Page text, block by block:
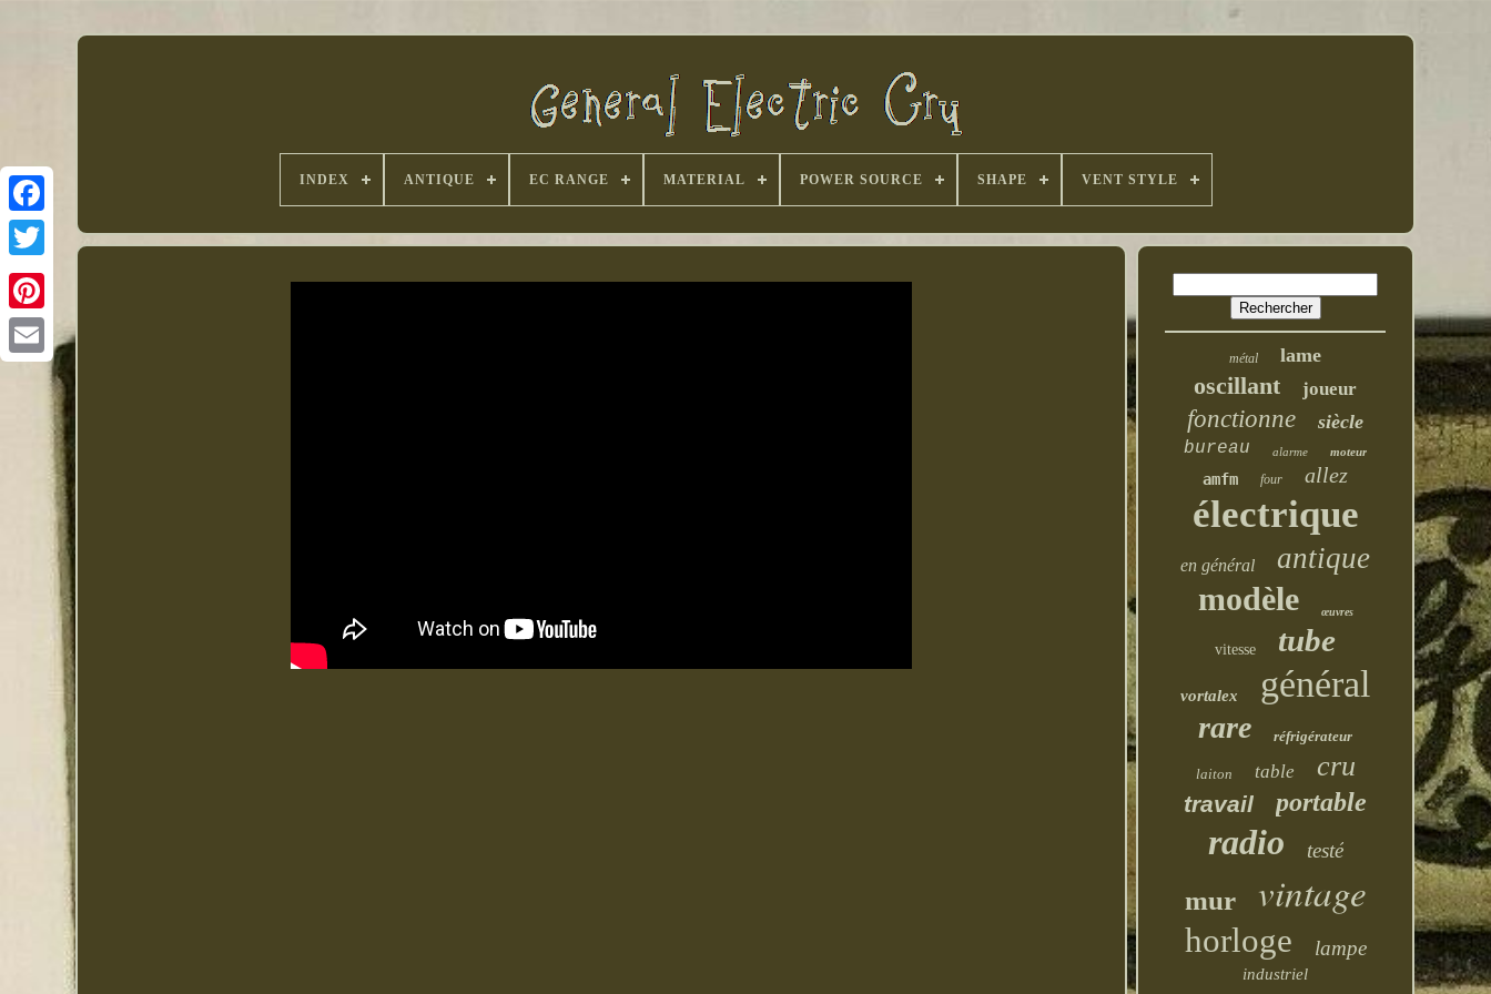
INDEX ANTIQUE EC RANGE MATERIAL POWER SOURCE SHAPE VENT STYLE
métal lame
oscillant joueur
fonctionne siècle
bureau alarme moteur
amfm four allez
électrique
en général antique
modèle œuvres
vitesse tube
vortalex général
rare réfrigérateur
laiton table cru
travail portable
radio testé
mur vintage
horloge lampe
industriel